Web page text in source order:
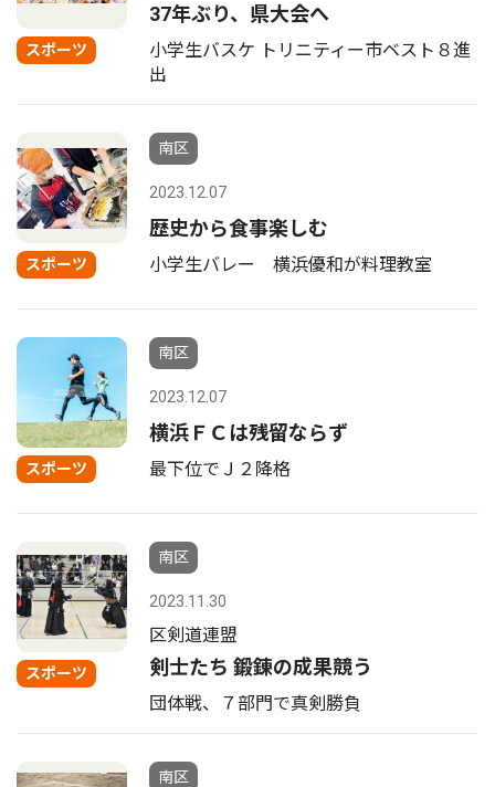
スポーツ
37年ぶり、県大会へ
小学生バスケ トリニティー市ベスト８進
出
スポーツ
南区
2023.12.07
歴史から食事楽しむ
小学生バレー 横浜優和が料理教室
スポーツ
南区
2023.12.07
横浜ＦＣは残留ならず
最下位でＪ２降格
スポーツ
南区
2023.11.30
区剣道連盟
剣士たち 鍛錬の成果競う
団体戦、７部門で真剣勝負
南区